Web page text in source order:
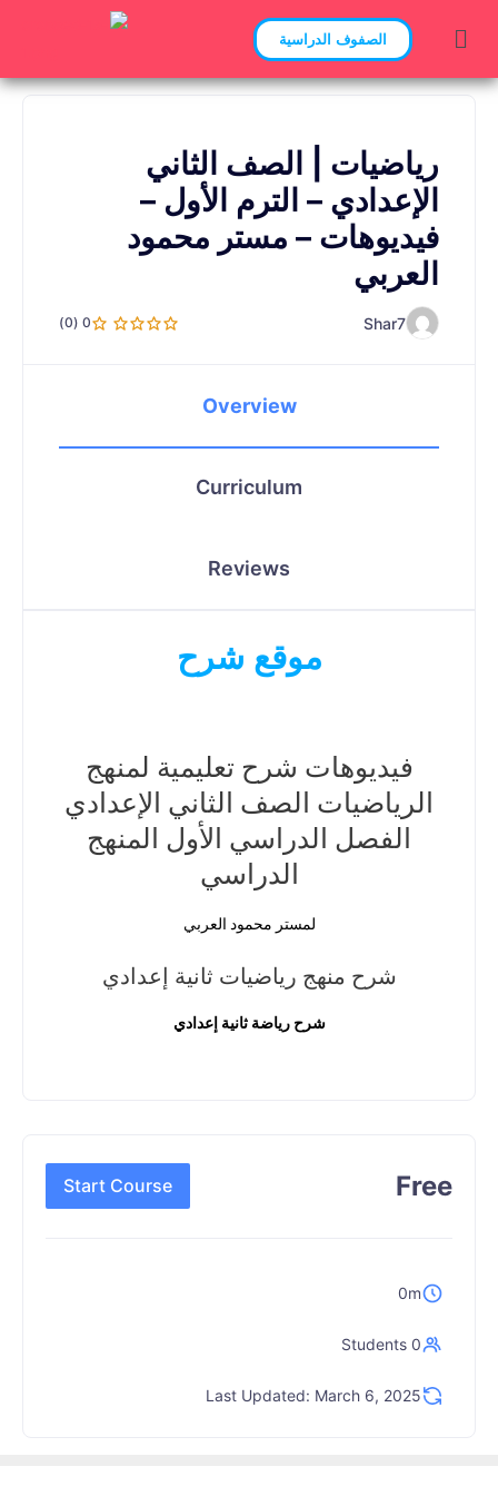
الصفوف الدراسية
رياضيات | الصف الثاني
الإعدادي – الترم الأول –
فيديوهات – مستر محمود
العربي
Shar7
0 (0)
Overview
Curriculum
Reviews
موقع شرح
فيديوهات شرح تعليمية لمنهج
الرياضيات الصف الثاني الإعدادي
الفصل الدراسي الأول المنهج
الدراسي
لمستر محمود العربي
شرح منهج رياضيات ثانية إعدادي
شرح رياضة ثانية إعدادي
Free
Start Course
0m
0 Students
Last Updated: March 6, 2025